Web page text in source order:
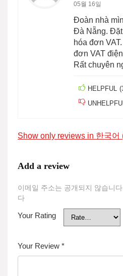
05월 16일
Đoàn nhà
Đà Nẵng. Đặt
hóa đơn
đơn VAT
Rất chuyên
HELPFUL (
Show only reviews in 한국어
Add a review
이메일 주소는 공개되지 않습니
다
Your Rating
Your Review *